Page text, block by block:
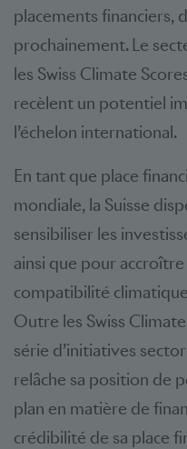
placements financiers,
prochainement. Le
les Swiss Climate
recèlent un potentiel
l’échelon international.
En tant que place
mondiale, la Suisse
sensibiliser les
ainsi que pour
compatibilité
Outre les Swiss
série d’initiatives
relâche sa position de
plan en matière de
crédibilité de sa place